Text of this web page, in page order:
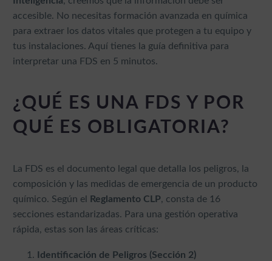
accesible. No necesitas formación avanzada en química
para extraer los datos vitales que protegen a tu equipo y
tus instalaciones. Aquí tienes la guía definitiva para
interpretar una FDS en 5 minutos.
¿QUÉ ES UNA FDS Y POR
QUÉ ES OBLIGATORIA?
La FDS es el documento legal que detalla los peligros, la
composición y las medidas de emergencia de un producto
químico. Según el Reglamento CLP, consta de 16
secciones estandarizadas. Para una gestión operativa
rápida, estas son las áreas críticas:
Identificación de Peligros (Sección 2)